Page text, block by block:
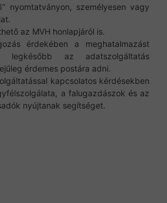
nyomtatványon, személyesen vagy
az MVH honlapjáról is.
érdekében a meghatalmazást
az adatszolgáltatás
érdemes postára adni.
kapcsolatos kérdésekben
a falugazdászok és az
nyújtanak segítséget.